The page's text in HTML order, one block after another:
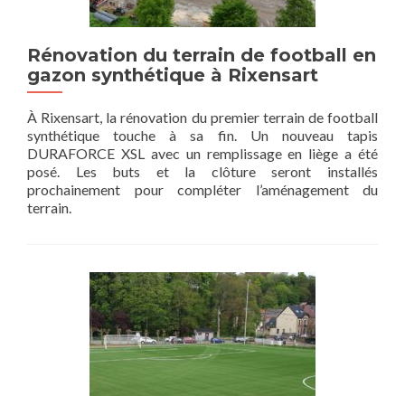
Rénovation du terrain de football en
gazon synthétique à Rixensart
À Rixensart, la rénovation du premier terrain de football
synthétique touche à sa fin. Un nouveau tapis
DURAFORCE XSL avec un remplissage en liège a été
posé. Les buts et la clôture seront installés
prochainement pour compléter l’aménagement du
terrain.